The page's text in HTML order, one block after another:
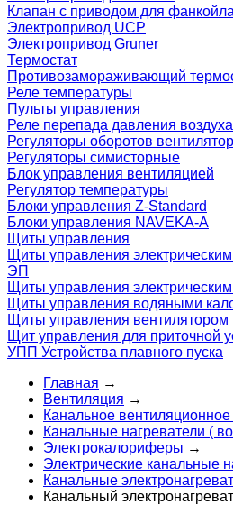
Клапан с приводом для фанкойла
Электропривод UCP
Электропривод Gruner
Термостат
Противозамораживающий
Реле температуры
Пульты управления
Реле перепада давления воздуха
Регуляторы оборотов
Регуляторы симисторные
Блок управления вентиляцией
Регулятор температуры
Блоки управления Z-Standard
Блоки управления NAVEKA-A
Щиты управления
Щиты управления
ЭП
Щиты управления
Щиты управления водяными
Щиты управления
Щит управления для приточной
УПП Устройства плавного пуска
Главная →
Вентиляция →
Канальное
Канальные нагреватели (
Электрокалориферы →
Электрические канальные
Канальные
Канальный